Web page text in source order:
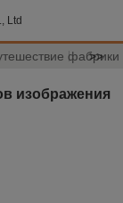
Ltd
фабрики
>>
изображения